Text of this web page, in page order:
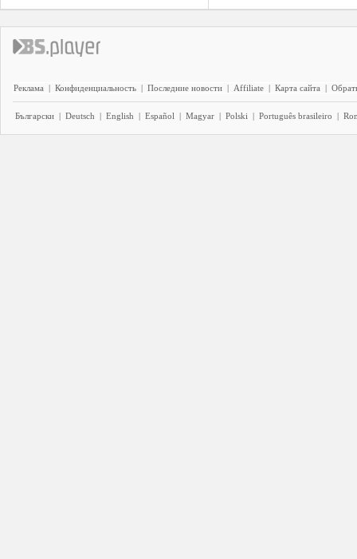
Реклама | Конфиденциальность | Последние новости | Affiliate | Карта сайта |
Български | Deutsch | English | Español | Magyar | Polski | Português brasileiro |